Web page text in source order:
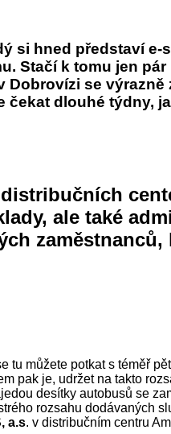
si hned představí
Stačí k tomu jen
se
čekat dlouhé týdny,
ale také
tu můžete potkat s téměř
pak je, udržet na takto
desítky autobusů se
rozsahu dodávaných
a.s. v distribučním centru